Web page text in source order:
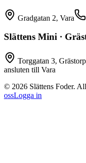
Gradgatan 2, Vara
Slättens Mini ·
Torggatan 3, Grästorp
ansluten till Vara
© 2026 Slättens Foder.
ossLogga in